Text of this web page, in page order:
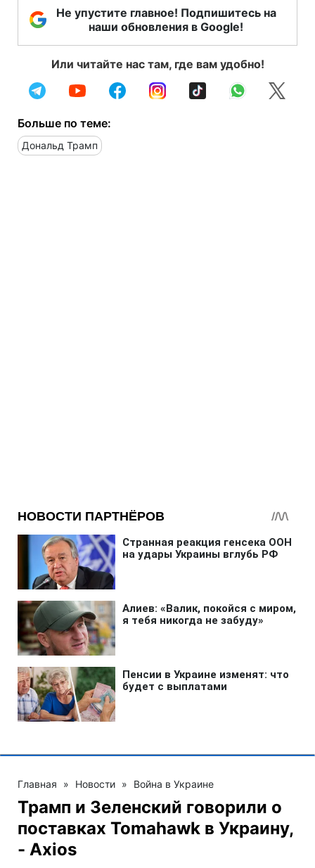
Не упустите главное! Подпишитесь на
наши обновления в Google!
Или читайте нас там, где вам удобно!
Больше по теме:
Дональд Трамп
Главная » Новости » Война в Украине
Трамп и Зеленский говорили о
поставках Tomahawk в Украину,
- Axios